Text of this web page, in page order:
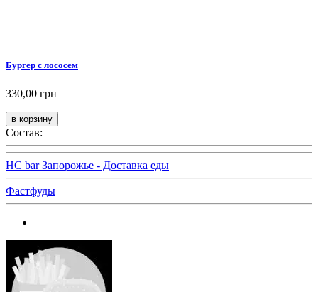
Бургер с лососем
330,00 грн
Состав:
HC bar Запорожье - Доставка еды
Фастфуды